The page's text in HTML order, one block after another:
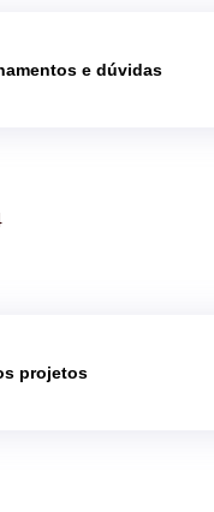
e dúvidas
projetos